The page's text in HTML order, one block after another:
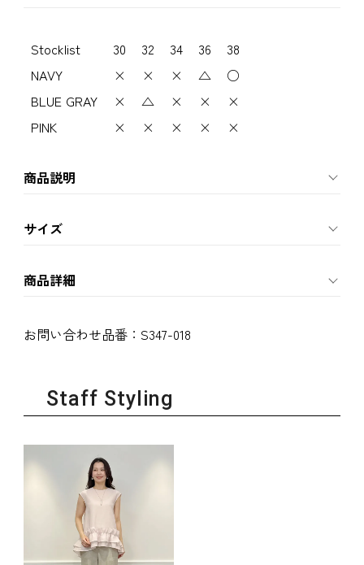
Stocklist 30 32 34 36
38
NAVY
× × × △
○
BLUE GRAY
× △ × ×
×
PINK
× × × × ×
商品説明
サイズ
商品詳細
お問い合わせ品番： S347-018
Staff Styling